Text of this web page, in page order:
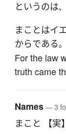
というのは、
まことはイ
からである。
For the law
truth came
Names— 3
まこと 【実】